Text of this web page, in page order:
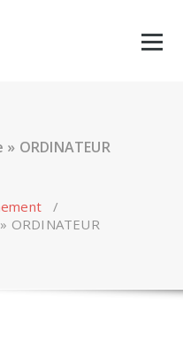
ORDINATEUR
/
ORDINATEUR